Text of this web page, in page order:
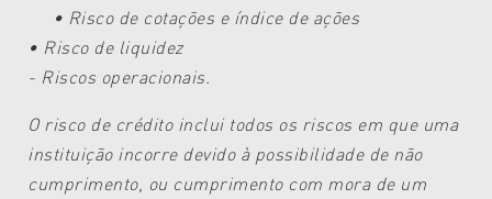
• Risco de cotações e índice de ações
• Risco de liquidez
- Riscos operacionais.
O risco de crédito inclui todos os riscos em que uma
instituição incorre devido à possibilidade de não
cumprimento, ou cumprimento com mora de um